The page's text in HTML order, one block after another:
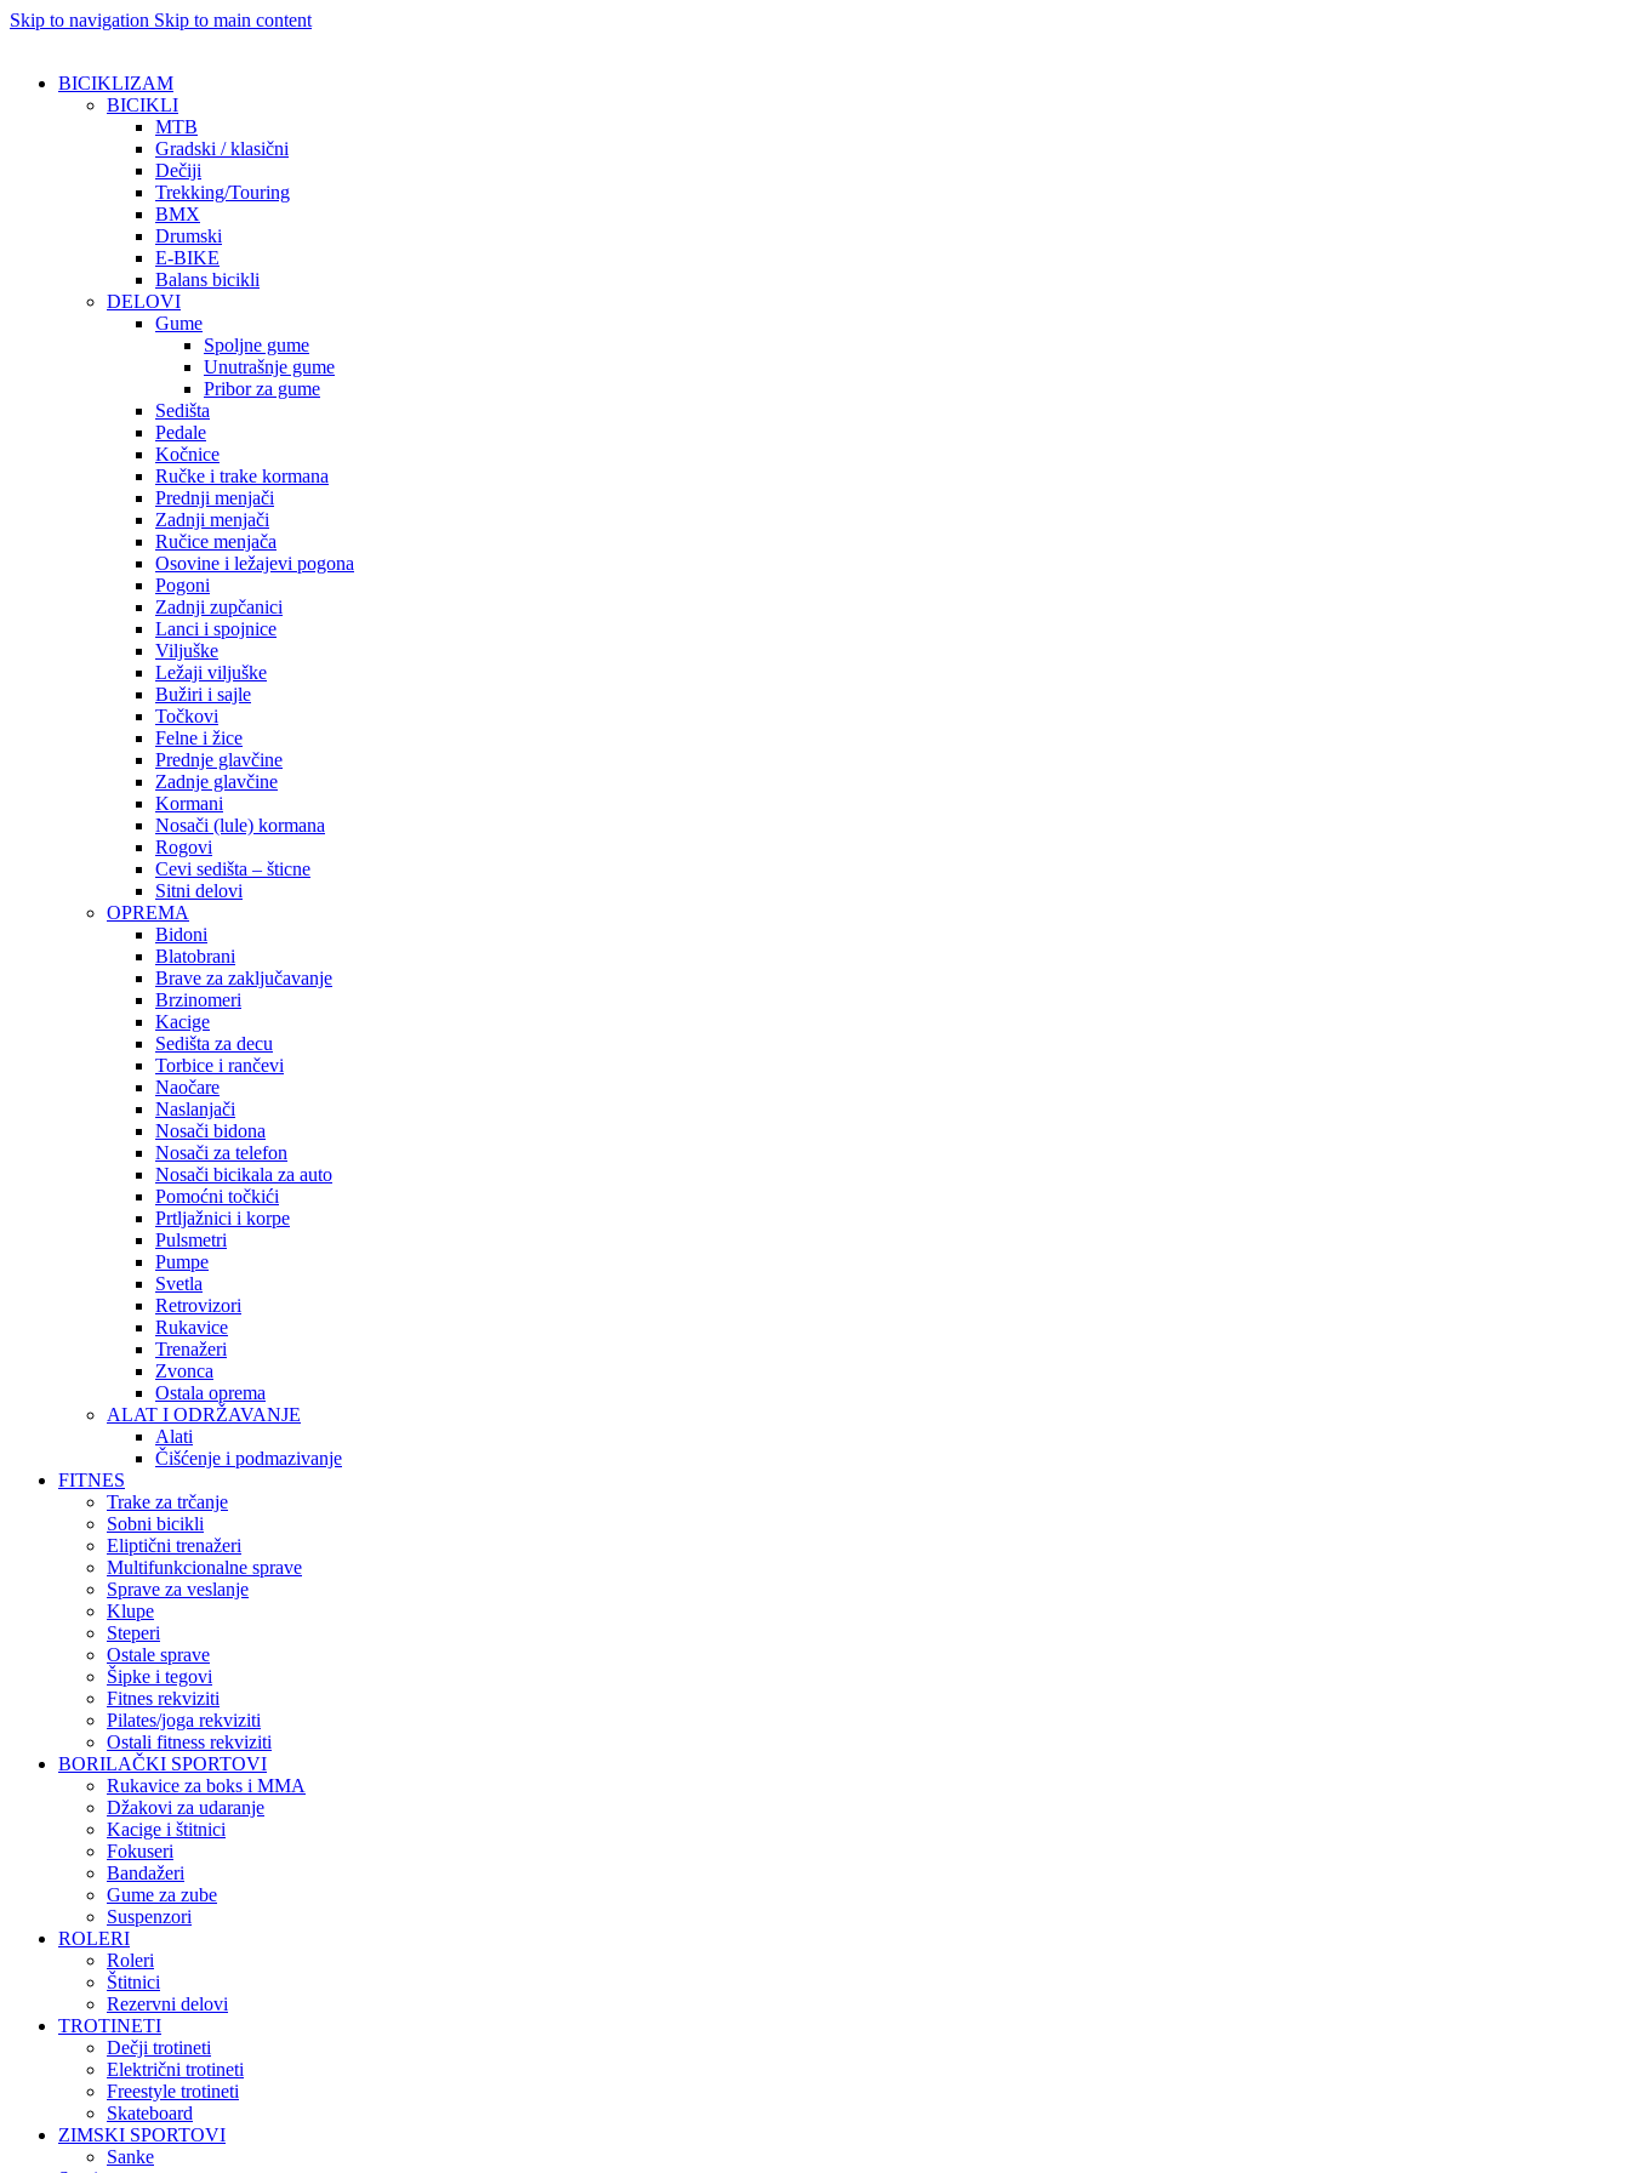
Skip to navigation Skip to main content
BICIKLIZAM
BICIKLI
MTB
Gradski / klasični
Dečiji
Trekking/Touring
BMX
Drumski
E-BIKE
Balans bicikli
DELOVI
Gume
Spoljne gume
Unutrašnje gume
Pribor za gume
Sedišta
Pedale
Kočnice
Ručke i trake kormana
Prednji menjači
Zadnji menjači
Ručice menjača
Osovine i ležajevi pogona
Pogoni
Zadnji zupčanici
Lanci i spojnice
Viljuške
Ležaji viljuške
Bužiri i sajle
Točkovi
Felne i žice
Prednje glavčine
Zadnje glavčine
Kormani
Nosači (lule) kormana
Rogovi
Cevi sedišta – šticne
Sitni delovi
OPREMA
Bidoni
Blatobrani
Brave za zaključavanje
Brzinomeri
Kacige
Sedišta za decu
Torbice i rančevi
Naočare
Naslanjači
Nosači bidona
Nosači za telefon
Nosači bicikala za auto
Pomoćni točkići
Prtljažnici i korpe
Pulsmetri
Pumpe
Svetla
Retrovizori
Rukavice
Trenažeri
Zvonca
Ostala oprema
ALAT I ODRŽAVANJE
Alati
Čišćenje i podmazivanje
FITNES
Trake za trčanje
Sobni bicikli
Eliptični trenažeri
Multifunkcionalne sprave
Sprave za veslanje
Klupe
Steperi
Ostale sprave
Šipke i tegovi
Fitnes rekviziti
Pilates/joga rekviziti
Ostali fitness rekviziti
BORILAČKI SPORTOVI
Rukavice za boks i MMA
Džakovi za udaranje
Kacige i štitnici
Fokuseri
Bandažeri
Gume za zube
Suspenzori
ROLERI
Roleri
Štitnici
Rezervni delovi
TROTINETI
Dečji trotineti
Električni trotineti
Freestyle trotineti
Skateboard
ZIMSKI SPORTOVI
Sanke